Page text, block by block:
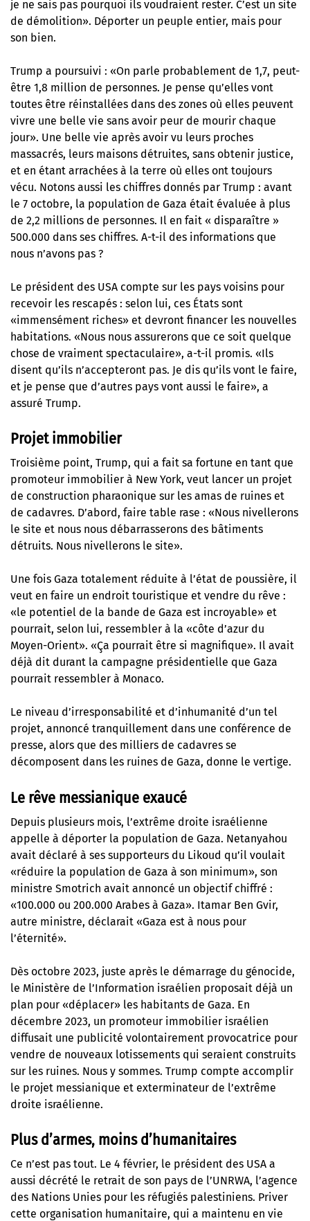
je ne sais pas pourquoi ils voudraient rester. C’est un site
de démolition». Déporter un peuple entier, mais pour
son bien.
Trump a poursuivi : «On parle probablement de 1,7, peut-
être 1,8 million de personnes. Je pense qu’elles vont
toutes être réinstallées dans des zones où elles peuvent
vivre une belle vie sans avoir peur de mourir chaque
jour». Une belle vie après avoir vu leurs proches
massacrés, leurs maisons détruites, sans obtenir justice,
et en étant arrachées à la terre où elles ont toujours
vécu. Notons aussi les chiffres donnés par Trump : avant
le 7 octobre, la population de Gaza était évaluée à plus
de 2,2 millions de personnes. Il en fait « disparaître »
500.000 dans ses chiffres. A-t-il des informations que
nous n’avons pas ?
Le président des USA compte sur les pays voisins pour
recevoir les rescapés : selon lui, ces États sont
«immensément riches» et devront financer les nouvelles
habitations. «Nous nous assurerons que ce soit quelque
chose de vraiment spectaculaire», a-t-il promis. «Ils
disent qu’ils n’accepteront pas. Je dis qu’ils vont le faire,
et je pense que d’autres pays vont aussi le faire», a
assuré Trump.
Projet immobilier
Troisième point, Trump, qui a fait sa fortune en tant que
promoteur immobilier à New York, veut lancer un projet
de construction pharaonique sur les amas de ruines et
de cadavres. D’abord, faire table rase : «Nous nivellerons
le site et nous nous débarrasserons des bâtiments
détruits. Nous nivellerons le site».
Une fois Gaza totalement réduite à l’état de poussière, il
veut en faire un endroit touristique et vendre du rêve :
«le potentiel de la bande de Gaza est incroyable» et
pourrait, selon lui, ressembler à la «côte d’azur du
Moyen-Orient». «Ça pourrait être si magnifique». Il avait
déjà dit durant la campagne présidentielle que Gaza
pourrait ressembler à Monaco.
Le niveau d’irresponsabilité et d’inhumanité d’un tel
projet, annoncé tranquillement dans une conférence de
presse, alors que des milliers de cadavres se
décomposent dans les ruines de Gaza, donne le vertige.
Le rêve messianique exaucé
Depuis plusieurs mois, l’extrême droite israélienne
appelle à déporter la population de Gaza. Netanyahou
avait déclaré à ses supporteurs du Likoud qu’il voulait
«réduire la population de Gaza à son minimum», son
ministre Smotrich avait annoncé un objectif chiffré :
«100.000 ou 200.000 Arabes à Gaza». Itamar Ben Gvir,
autre ministre, déclarait «Gaza est à nous pour
l’éternité».
Dès octobre 2023, juste après le démarrage du génocide,
le Ministère de l’Information israélien proposait déjà un
plan pour «déplacer» les habitants de Gaza. En
décembre 2023, un promoteur immobilier israélien
diffusait une publicité volontairement provocatrice pour
vendre de nouveaux lotissements qui seraient construits
sur les ruines. Nous y sommes. Trump compte accomplir
le projet messianique et exterminateur de l’extrême
droite israélienne.
Plus d’armes, moins d’humanitaires
Ce n’est pas tout. Le 4 février, le président des USA a
aussi décrété le retrait de son pays de l’UNRWA, l’agence
des Nations Unies pour les réfugiés palestiniens. Priver
cette organisation humanitaire, qui a maintenu en vie